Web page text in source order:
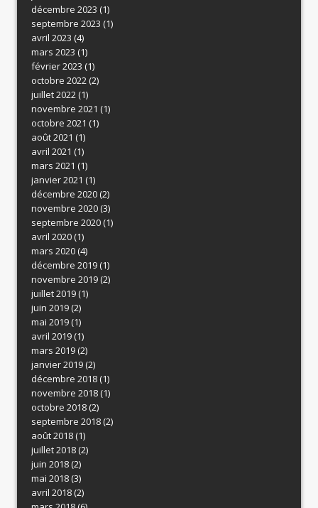
décembre 2023 (1)
septembre 2023 (1)
avril 2023 (4)
mars 2023 (1)
février 2023 (1)
octobre 2022(2)
juillet 2022(1)
novembre 2021 (1)
octobre 2021 (1)
août 2021 (1)
avril 2021 (1)
mars 2021 (1)
janvier 2021 (1)
décembre 2020(2)
novembre 2020(3)
septembre 2020(1)
avril 2020(1)
mars 2020(4)
décembre 2019(1)
novembre 2019(2)
juillet 2019(1)
juin 2019(2)
mai 2019(1)
avril 2019(1)
mars 2019(2)
janvier 2019(2)
décembre 2018(1)
novembre 2018(1)
octobre 2018(2)
septembre 2018(2)
août 2018(1)
juillet 2018(2)
juin 2018(2)
mai 2018(3)
avril 2018(2)